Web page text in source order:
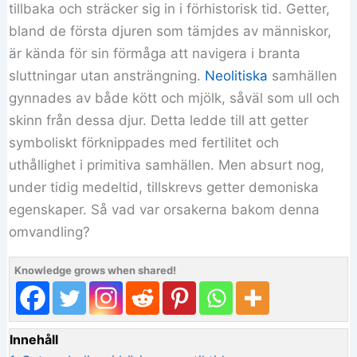
tillbaka och sträcker sig in i förhistorisk tid. Getter,
bland de första djuren som tämjdes av människor,
är kända för sin förmåga att navigera i branta
sluttningar utan ansträngning. Neolitiska samhällen
gynnades av både kött och mjölk, såväl som ull och
skinn från dessa djur. Detta ledde till att getter
symboliskt förknippades med fertilitet och
uthållighet i primitiva samhällen. Men absurt nog,
under tidig medeltid, tillskrevs getter demoniska
egenskaper. Så vad var orsakerna bakom denna
omvandling?
Knowledge grows when shared!
Innehåll